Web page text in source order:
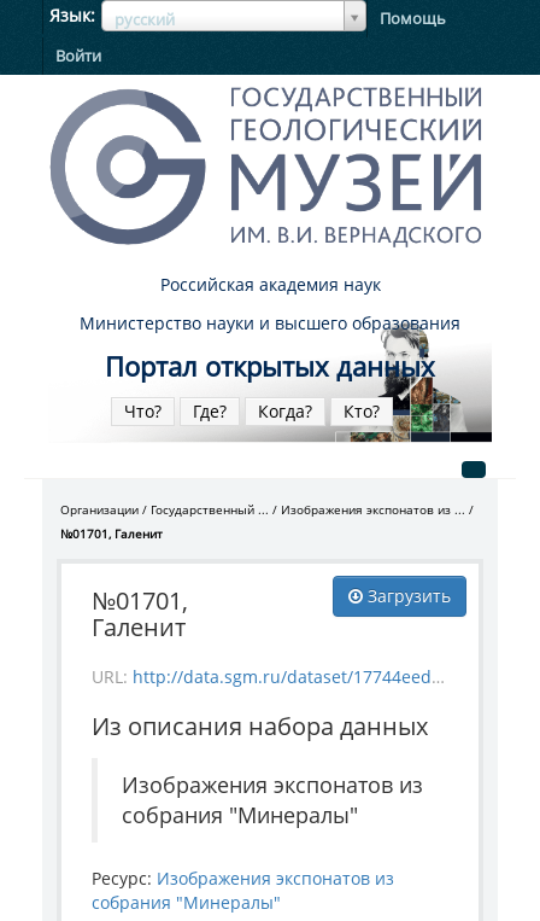
Язык русский
ЯзыкЯзык
Помощь
Войти
Российская академия наук
Министерство науки и высшего образования
Портал открытых данных
Что? Где? Когда? Кто?
Организации Государственный ...
Изображения экспонатов из ...
№01701, Галенит
Загрузить
№01701,
Галенит
URL: http://data.sgm.ru/dataset/17744eed-27fa-4a9a-bc72-4e657fa570af/resource/122ccb0f-540a-4444-91aa-24495976c2ab/download/mineral_1701.jpg
Из описания набора данных
Изображения экспонатов из
собрания "Минералы"
Ресурс: Изображения экспонатов из
собрания "Минералы"